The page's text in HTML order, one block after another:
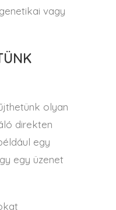
vagy
olyan
direkten
egy
egy üzenet